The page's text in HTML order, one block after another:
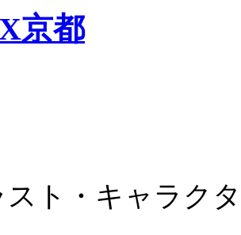
京都
スト・キャラク